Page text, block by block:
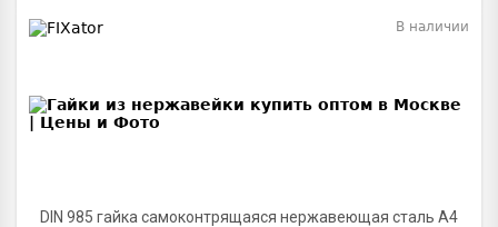
DIN 985 гайка самоконтрящаяся нержавеющая сталь A4
В наличии